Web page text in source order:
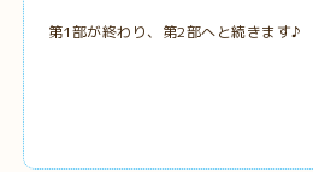
第1部が終わり、第2部へと続きます♪